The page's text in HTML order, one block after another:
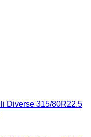
Diverse 315/80R22.5